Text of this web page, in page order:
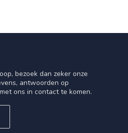
bezoek dan zeker onze
antwoorden op
ons in contact te komen.